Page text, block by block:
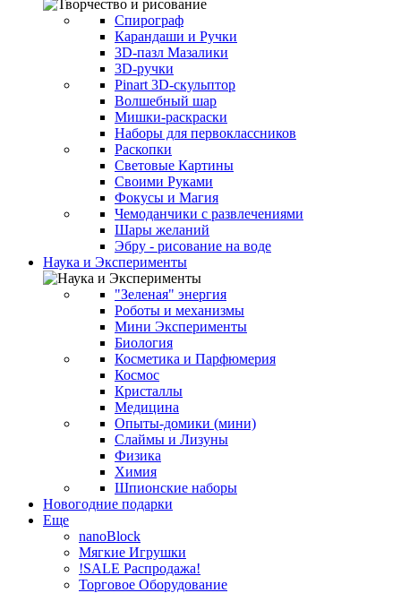
Спирограф
Карандаши и Ручки
3D-пазл Мазалики
3D-ручки
Pinart 3D-скульптор
Волшебный шар
Мишки-раскраски
Наборы для первоклассников
Раскопки
Световые Картины
Своими Руками
Фокусы и Магия
Чемоданчики с развлечениями
Шары желаний
Эбру - рисование на воде
Наука и Эксперименты
"Зеленая" энергия
Роботы и механизмы
Мини Эксперименты
Биология
Косметика и Парфюмерия
Космос
Кристаллы
Медицина
Опыты-домики (мини)
Слаймы и Лизуны
Физика
Химия
Шпионские наборы
Новогодние подарки
Еще
nanoBlock
Мягкие Игрушки
!SALE Распродажа!
Торговое Оборудование